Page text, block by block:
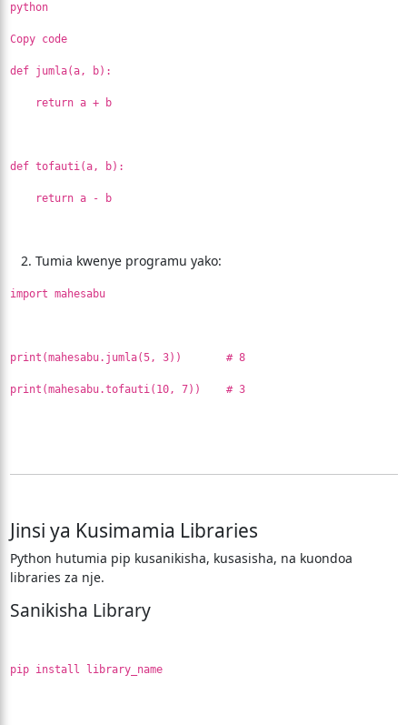
python
Copy code
def jumla(a, b):
return a + b
def tofauti(a, b):
return a - b
Tumia kwenye programu yako:
import mahesabu
print(mahesabu.jumla(5, 3)) # 8
print(mahesabu.tofauti(10, 7)) # 3
Jinsi ya Kusimamia Libraries
Python hutumia pip kusanikisha, kusasisha, na kuondoa
libraries za nje.
Sanikisha Library
pip install library_name